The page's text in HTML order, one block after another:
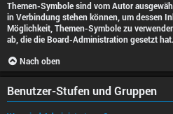
Themen-Symbole sind vom Autor
in Verbindung stehen können, um dessen
Möglichkeit, Themen-Symbole zu
ab, die die Board-Administration gesetzt hat.
Nach oben
Benutzer-Stufen und Gruppen